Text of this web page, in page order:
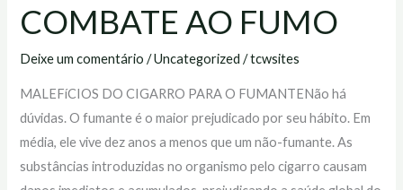
COMBATE AO FUMO
Deixe um comentário /Uncategorized /tcwsites
MALEFíCIOS DO CIGARRO PARA O FUMANTENão há
dúvidas. O fumante é o maior prejudicado por seu hábito. Em
média, ele vive dez anos a menos que um não-fumante. As
substâncias introduzidas no organismo pelo cigarro causam